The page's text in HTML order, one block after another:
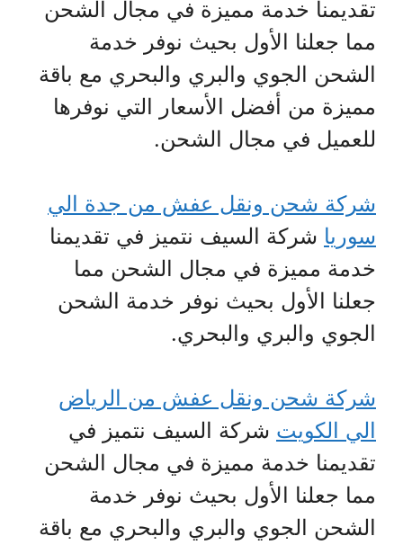
تقديمنا خدمة مميزة في مجال الشحن
مما جعلنا الأول بحيث نوفر خدمة
الشحن الجوي والبري والبحري مع باقة
مميزة من أفضل الأسعار التي نوفرها
للعميل في مجال الشحن.
شركة شحن ونقل عفش من جدة الي
سوريا شركة السيف نتميز في تقديمنا
خدمة مميزة في مجال الشحن مما
جعلنا الأول بحيث نوفر خدمة الشحن
الجوي والبري والبحري.
شركة شحن ونقل عفش من الرياض
الي الكويت شركة السيف نتميز في
تقديمنا خدمة مميزة في مجال الشحن
مما جعلنا الأول بحيث نوفر خدمة
الشحن الجوي والبري والبحري مع باقة